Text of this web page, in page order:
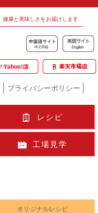
健康と美味しさをお届けします
プライバシーポリシー
レシピ
工場見学
オリジナルレシピ